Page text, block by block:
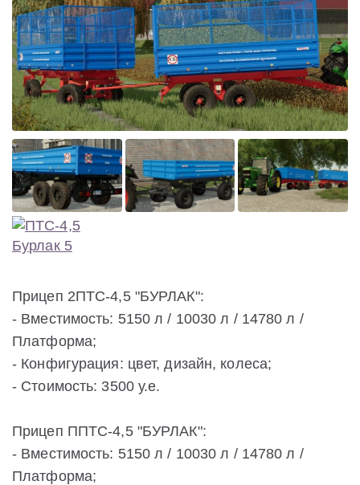
Прицеп 2ПТС-4,5 "БУРЛАК":
- Вместимость: 5150 л / 10030 л / 14780 л /
Платформа;
- Конфигурация: цвет, дизайн, колеса;
- Стоимость: 3500 у.е.
Прицеп ППТС-4,5 "БУРЛАК":
- Вместимость: 5150 л / 10030 л / 14780 л /
Платформа;